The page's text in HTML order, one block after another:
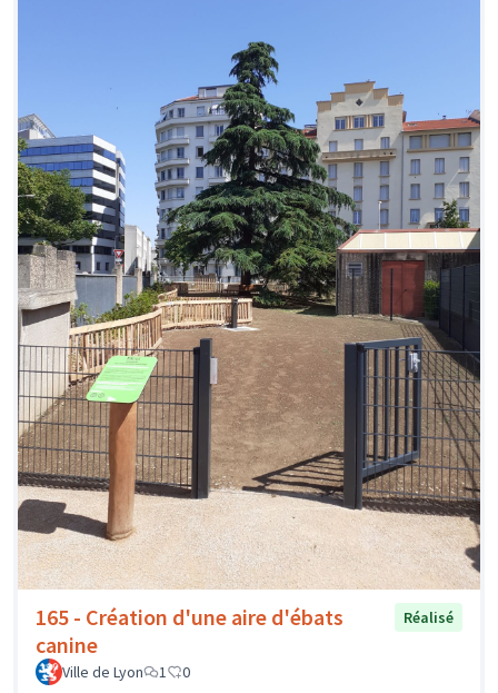
165 - Création d'une aire d'ébats
canine
Réalisé
Ville de Lyon 1 0